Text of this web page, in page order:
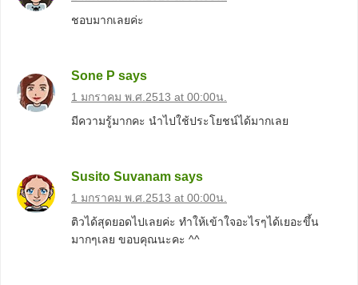
ชอบมากเลยค่ะ
Sone P says
1 มกราคม พ.ศ.2513 at 00:00น.
มีความรู้มากคะ นำไปใช้ประโยชน์ได้มากเลย
Susito Suvanam says
1 มกราคม พ.ศ.2513 at 00:00น.
ติวได้สุดยอดไปเลยค่ะ ทำให้เข้าใจอะไรๆได้เยอะขึ้น
มากๆเลย ขอบคุณนะคะ ^^